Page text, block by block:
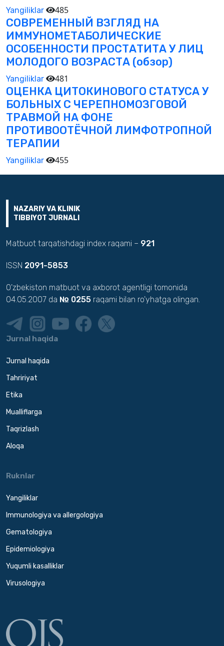
Yangiliklar 485
СОВРЕМЕННЫЙ ВЗГЛЯД НА
ИММУНОМЕТАБОЛИЧЕСКИЕ
ОСОБЕННОСТИ ПРОСТАТИТА У ЛИЦ
МОЛОДОГО ВОЗРАСТА (обзор)
Yangiliklar 481
ОЦЕНКА ЦИТОКИНОВОГО СТАТУСА У
БОЛЬНЫХ С ЧЕРЕПНОМОЗГОВОЙ
ТРАВМОЙ НА ФОНЕ
ПРОТИВООТЁЧНОЙ ЛИМФОТРОПНОЙ
ТЕРАПИИ
Yangiliklar 455
NAZARIY VA KLINIK
TIBBIYOT JURNALI
Matbuot tarqatishdagi index raqami – 921
ISSN 2091-5853
O'zbekiston matbuot va axborot agentligi tomonida
04.05.2007 da № 0255 raqami bilan ro'yhatga olingan.
Jurnal haqida
Jurnal haqida
Tahririyat
Etika
Mualliflarga
Taqrizlash
Aloqa
Ruknlar
Yangiliklar
Immunologiya va allergologiya
Gematologiya
Epidemiologiya
Yuqumli kasalliklar
Virusologiya